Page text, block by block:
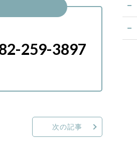
259-3897
次の記事